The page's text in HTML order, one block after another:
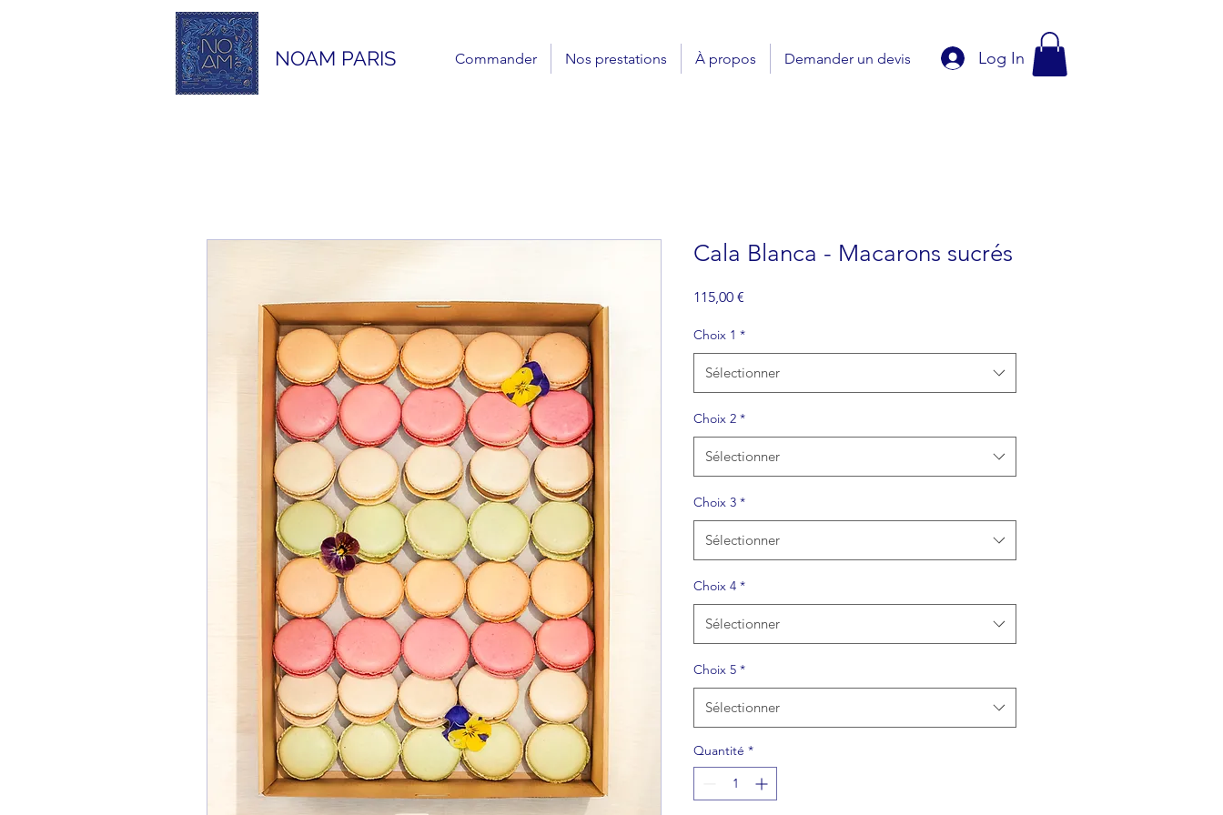
NOAM PARIS Commander Nos prestations À propos Demander un devis Log In
Cala Blanca - Macarons sucrés
115,00 €
Choix 1 *
Sélectionner
Choix 2 *
Sélectionner
Choix 3 *
Sélectionner
Choix 4 *
Sélectionner
Choix 5 *
Sélectionner
Quantité *